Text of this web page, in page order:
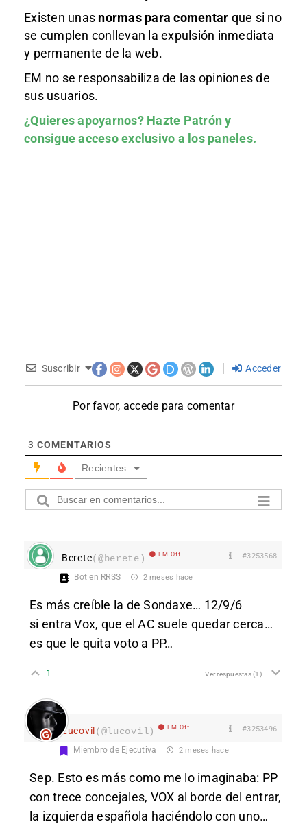
Existen unas normas para comentar que si no
se cumplen conllevan la expulsión inmediata
y permanente de la web.
EM no se responsabiliza de las opiniones de
sus usuarios.
¿Quieres apoyarnos? Hazte Patróny
consigue acceso exclusivo a los paneles.
Suscribir Acceder
Por favor, accede para comentar
3 COMENTARIOS
Recientes
Berete(@berete) EM Off #3253568
Bot en RRSS 2 meses hace
Es más creíble la de Sondaxe… 12/9/6
si entra Vox, que el AC suele quedar cerca…
es que le quita voto a PP…
1 Ver respuestas(1)
Lucovil(@lucovil) EM Off #3253496
Miembro de Ejecutiva 2 meses hace
Sep. Esto es más como me lo imaginaba: PP
con trece concejales, VOX al borde del entrar,
la izquierda española haciéndolo con uno…